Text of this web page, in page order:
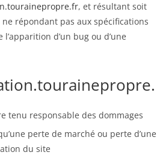
, et résultant soit
répondant pas aux spécifications
d’un bug ou d’une
tenu responsable des dommages
perte de marché ou perte d’une
du site